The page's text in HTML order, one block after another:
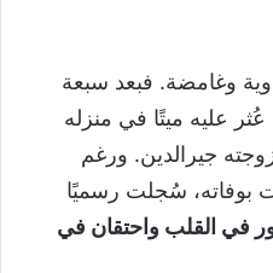
وغامضة. فبعد سبعة
عليه ميتًا في منزله
جيرالدين. ورغم
بوفاته، سُجلت رسميًا
في القلب واحتقان في